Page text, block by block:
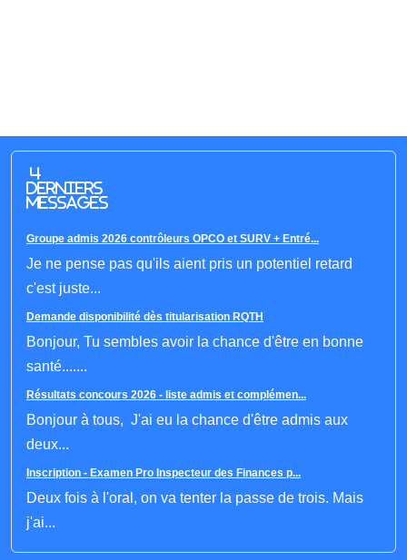
4
derniers
messages
Groupe admis 2026 contrôleurs OPCO et SURV + Entré...
Je ne pense pas qu'ils aient pris un potentiel retard
c'est juste...
Demande disponibilité dès titularisation RQTH
Bonjour, Tu sembles avoir la chance d'être en bonne
santé.......
Résultats concours 2026 - liste admis et complémen...
Bonjour à tous, J'ai eu la chance d'être admis aux
deux...
Inscription - Examen Pro Inspecteur des Finances p...
Deux fois à l'oral, on va tenter la passe de trois. Mais
j'ai...